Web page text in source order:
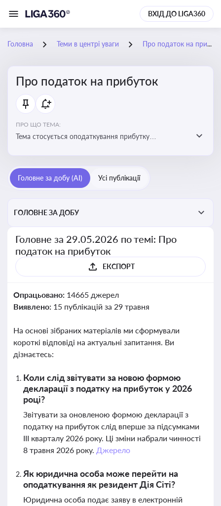
ВХІД ДО LIGA360
Головна Теми в центрі уваги Про податок на прибуток
Про податок на прибуток
ПРО ЩО ТЕМА:
Тема стосується оподаткування прибутку
звітність для бізнесу, бухгалтерів і юристів
Головне за добу (AI) Усі публікації
ГОЛОВНЕ ЗА ДОБУ
Головне за 29.05.2026 по темі: Про
податок на прибуток
ЕКСПОРТ
Опрацьовано: 14665 джерел
Виявлено: 15 публікацій за 29 травня
На основі зібраних матеріалів ми сформували
короткі відповіді на актуальні запитання. Ви
дізнаєтесь:
Коли слід звітувати за новою формою
декларації з податку на прибуток у 2026
році?
Звітувати за оновленою формою декларації з
податку на прибуток слід вперше за підсумками
ІІІ кварталу 2026 року. Ці зміни набрали чинності
8 травня 2026 року. Джерело
Як юридична особа може перейти на
оподаткування як резидент Дія Сіті?
Юридична особа подає заяву в електронній